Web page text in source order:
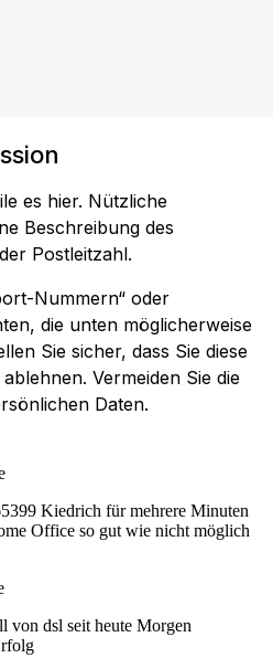
es hier. Nützliche
Beschreibung des
Postleitzahl.
Nummern“ oder
die unten möglicherweise
Sie sicher, dass Sie diese
Vermeiden Sie die
Daten.